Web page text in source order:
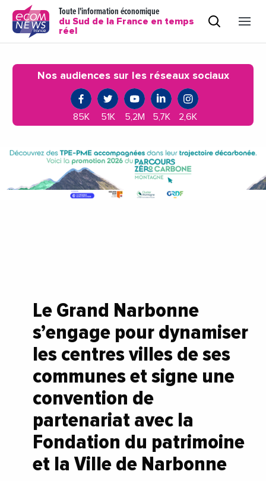
Toute l'information économique
du Sud de la France en temps
réel
Nos audiences sur les réseaux sociaux
85K 51K 5,2M 5,7K 2,6K
Le Grand Narbonne
s’engage pour dynamiser
les centres villes de ses
communes et signe une
convention de
partenariat avec la
Fondation du patrimoine
et la Ville de Narbonne